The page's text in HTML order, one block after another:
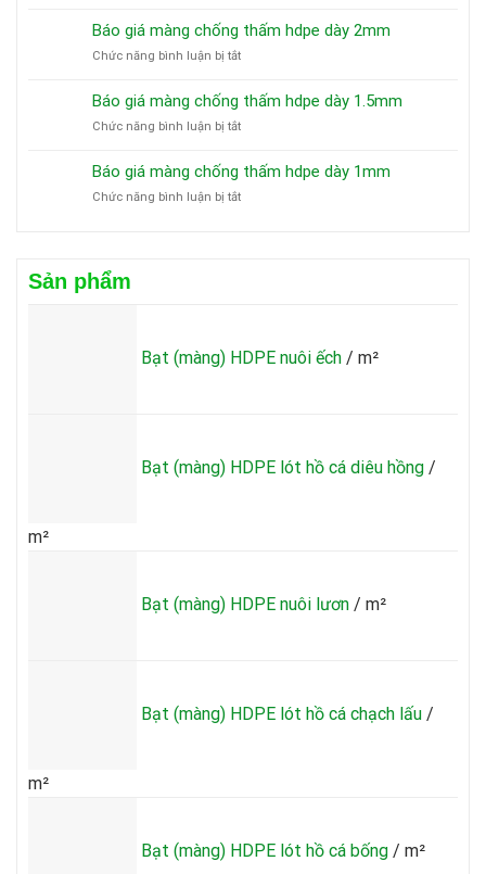
hdpe
5mm
giá
màng
chống
hdpe
3mm
Báo giá màng chống thấm hdpe dày 2mm
Chức năng bình luận bị tắtở
giá
màng
chống
hdpe
2mm
Báo giá màng chống thấm hdpe dày 1.5mm
Chức năng bình luận bị tắtở
giá
màng
chống
Báo giá màng chống thấm hdpe dày 1mm
Chức năng bình luận bị tắtở
Sản phẩm
Bạt (màng) HDPE nuôi ếch / m²
Bạt (màng) HDPE lót hồ cá diêu hồng /
m²
Bạt (màng) HDPE nuôi lươn / m²
Bạt (màng) HDPE lót hồ cá chạch lấu /
m²
Bạt (màng) HDPE lót hồ cá bống / m²